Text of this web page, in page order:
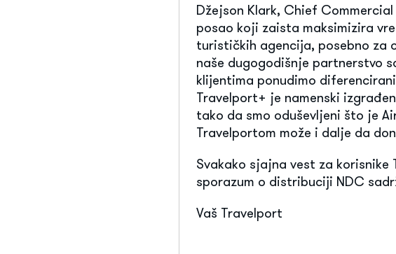
Džejson Klark, Chief
posao koji zaista maksimizira
turističkih agencija, posebno za
naše dugogodišnje partnerstvo
klijentima ponudimo
Travelport+ je namenski
tako da smo oduševljeni što je
Travelportom može i dalje da
Svakako sjajna vest za
sporazum o distribuciji NDC
Vaš Travelport